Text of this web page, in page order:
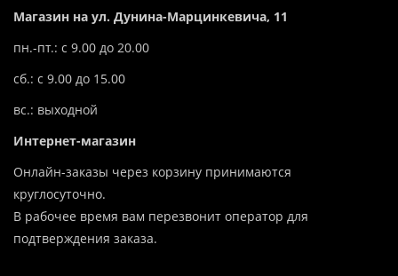
Магазин на ул. Дунина-Марцинкевича, 11
пн.-пт.: с 9.00 до 20.00
сб.: с 9.00 до 15.00
вс.: выходной
Интернет-магазин
Онлайн-заказы через корзину принимаются
круглосуточно.
В рабочее время вам перезвонит оператор для
подтверждения заказа.